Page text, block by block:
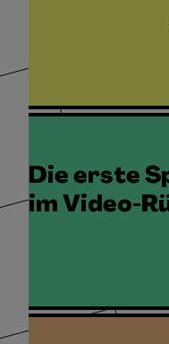
Die erste
im Video-